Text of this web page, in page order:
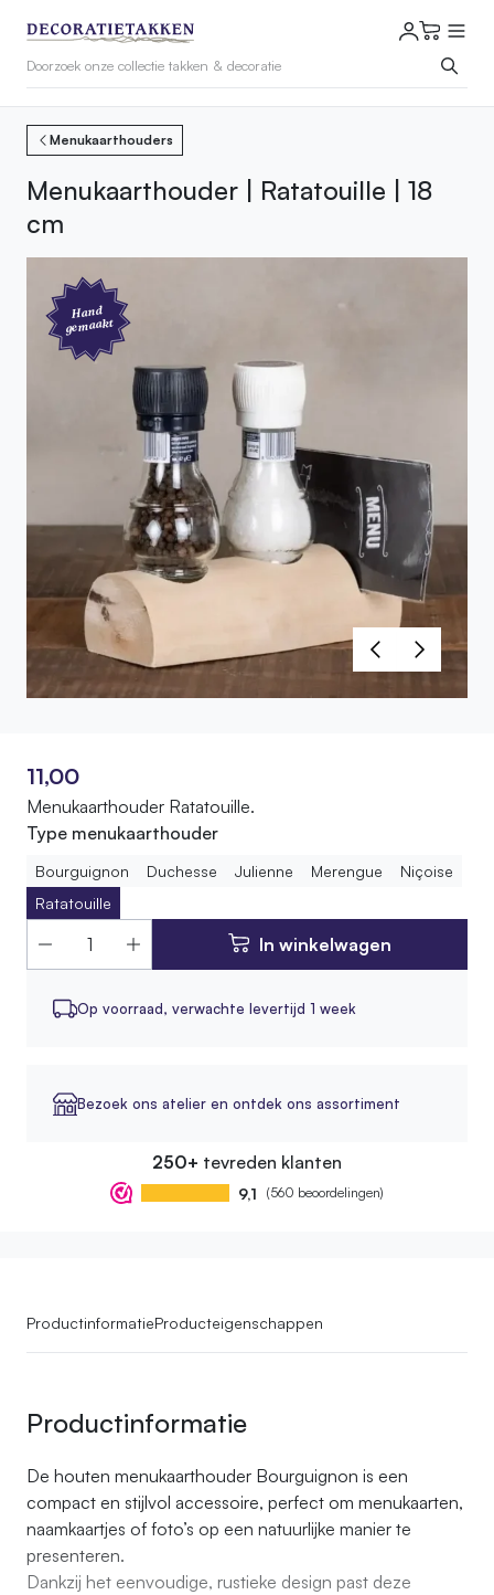
Menukaarthouders
Menukaarthouder | Ratatouille | 18
cm
Hand
gemaakt
11,00
Menukaarthouder Ratatouille.
Type menukaarthouder
Bourguignon Duchesse Julienne Merengue
Niçoise
Ratatouille
In winkelwagen
Op voorraad, verwachte levertijd 1 week
Bezoek ons atelier en ontdek ons assortiment
250+ tevreden klanten
9,1 (560 beoordelingen)
ProductinformatieProducteigenschappen
Productinformatie
De houten menukaarthouder Bourguignon is een
compact en stijlvol accessoire, perfect om menukaarten,
naamkaartjes of foto’s op een natuurlijke manier te
presenteren.
Dankzij het eenvoudige, rustieke design past deze